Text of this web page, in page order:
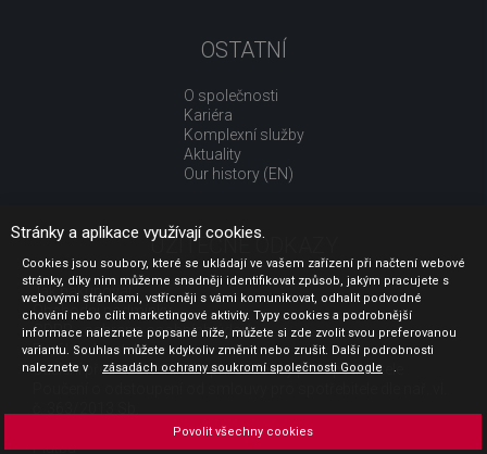
OSTATNÍ
O společnosti
Kariéra
Komplexní služby
Aktuality
Our history (EN)
UŽITEČNÉ ODKAZY
Jak nakupovat
Obchodní podmínky
GDPR - ochrana osobních údajů
Profil zadavatele
Sdělení před uzavřením kupní smlouvy pro spotřebitele
Platba
Stránky a aplikace využívají cookies.
Cookies jsou soubory, které se ukládají ve vašem zařízení při načtení webové
stránky, díky nim můžeme snadněji identifikovat způsob, jakým pracujete s
webovými stránkami, vstřícněji s vámi komunikovat, odhalit podvodné
chování nebo cílit marketingové aktivity. Typy cookies a podrobnější
informace naleznete popsané níže, můžete si zde zvolit svou preferovanou
variantu. Souhlas můžete kdykoliv změnit nebo zrušit. Další podrobnosti
naleznete v
zásadách ochrany soukromí společnosti Google .
Povolit všechny cookies